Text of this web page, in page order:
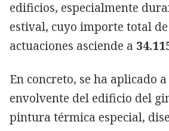
edificios, especialmente
estival, cuyo importe total
actuaciones asciende a
En concreto, se ha aplicado
envolvente del edificio del
pintura térmica especial,